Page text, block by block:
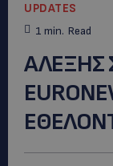
UPDATES
1 min. Read
ΑΛΕΞΗΣ